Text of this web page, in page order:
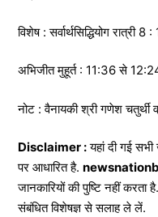
विशेष : सर्वार्थसिद्धियोग रात्री
अभिजीत मुहूर्त : 11:36 से
नोट : वैनायकी श्री गणेश
Disclaimer :यहां दी गई सभी
पर आधारित है.
जानकारियों की पुष्टि नहीं
संबंधित विशेषज्ञ से सलाह ले लें.